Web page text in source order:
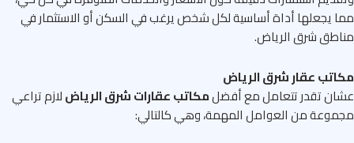
يجعلها أداة أساسية لكل شخص يرغب في السكن أو الاستثمار في
شرق الرياض.
عقار شرق الرياض
تقدر تتعامل مع أفضلمكاتب عقارات شرق الرياضلازم تراعي
من العوامل المهمة، وهي كالتالي: